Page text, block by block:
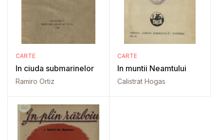
CARTE
In ciuda submarinelor
Ramiro Ortiz
CARTE
In muntii Neamtului
Calistrat Hogas